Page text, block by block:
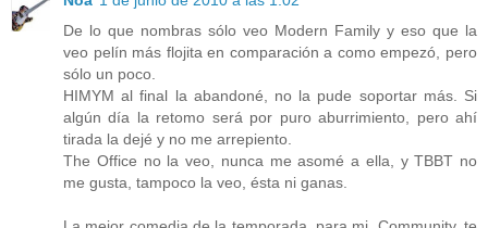
De lo que nombras sólo veo Modern Family y eso que la
veo pelín más flojita en comparación a como empezó, pero
sólo un poco.
HIMYM al final la abandoné, no la pude soportar más. Si
algún día la retomo será por puro aburrimiento, pero ahí
tirada la dejé y no me arrepiento.
The Office no la veo, nunca me asomé a ella, y TBBT no
me gusta, tampoco la veo, ésta ni ganas.